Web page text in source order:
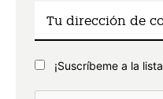
¡Suscríbeme a la